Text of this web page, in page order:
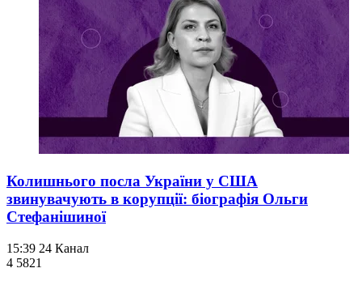
Колишнього посла України у США
звинувачують в корупції: біографія Ольги
Стефанішиної
15:39 24 Канал
4 5821